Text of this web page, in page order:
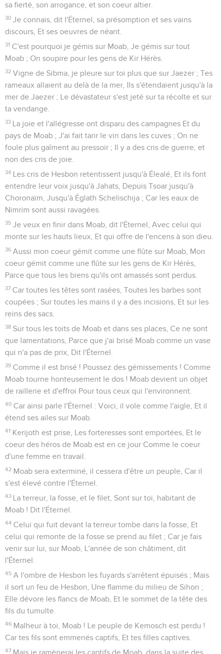
sa fierté, son arrogance, et son coeur altier.
30 Je connais, dit l'Éternel, sa présomption et ses vains
discours, Et ses oeuvres de néant.
31 C'est pourquoi je gémis sur Moab, Je gémis sur tout
Moab ; On soupire pour les gens de Kir Hérès.
32 Vigne de Sibma, je pleure sur toi plus que sur Jaezer ; Tes
rameaux allaient au delà de la mer, Ils s'étendaient jusqu'à la
mer de Jaezer ; Le dévastateur s'est jeté sur ta récolte et sur
ta vendange.
33 La joie et l'allégresse ont disparu des campagnes Et du
pays de Moab ; J'ai fait tarir le vin dans les cuves ; On ne
foule plus gaîment au pressoir ; Il y a des cris de guerre, et
non des cris de joie.
34 Les cris de Hesbon retentissent jusqu'à Élealé, Et ils font
entendre leur voix jusqu'à Jahats, Depuis Tsoar jusqu'à
Choronaïm, Jusqu'à Églath Schelischija ; Car les eaux de
Nimrim sont aussi ravagées.
35 Je veux en finir dans Moab, dit l'Éternel, Avec celui qui
monte sur les hauts lieux, Et qui offre de l'encens à son dieu.
36 Aussi mon coeur gémit comme une flûte sur Moab, Mon
coeur gémit comme une flûte sur les gens de Kir Hérès,
Parce que tous les biens qu'ils ont amassés sont perdus.
37 Car toutes les têtes sont rasées, Toutes les barbes sont
coupées ; Sur toutes les mains il y a des incisions, Et sur les
reins des sacs.
38 Sur tous les toits de Moab et dans ses places, Ce ne sont
que lamentations, Parce que j'ai brisé Moab comme un vase
qui n'a pas de prix, Dit l'Éternel.
39 Comme il est brisé ! Poussez des gémissements ! Comme
Moab tourne honteusement le dos ! Moab devient un objet
de raillerie et d'effroi Pour tous ceux qui l'environnent.
40 Car ainsi parle l'Éternel : Voici, il vole comme l'aigle, Et il
étend ses ailes sur Moab.
41 Kerijoth est prise, Les forteresses sont emportées, Et le
coeur des héros de Moab est en ce jour Comme le coeur
d'une femme en travail.
42 Moab sera exterminé, il cessera d'être un peuple, Car il
s'est élevé contre l'Éternel.
43 La terreur, la fosse, et le filet, Sont sur toi, habitant de
Moab ! Dit l'Éternel.
44 Celui qui fuit devant la terreur tombe dans la fosse, Et
celui qui remonte de la fosse se prend au filet ; Car je fais
venir sur lui, sur Moab, L'année de son châtiment, dit
l'Éternel.
45 A l'ombre de Hesbon les fuyards s'arrêtent épuisés ; Mais
il sort un feu de Hesbon, Une flamme du milieu de Sihon ;
Elle dévore les flancs de Moab, Et le sommet de la tête des
fils du tumulte.
46 Malheur à toi, Moab ! Le peuple de Kemosch est perdu !
Car tes fils sont emmenés captifs, Et tes filles captives.
47 Mais je ramènerai les captifs de Moab, dans la suite des